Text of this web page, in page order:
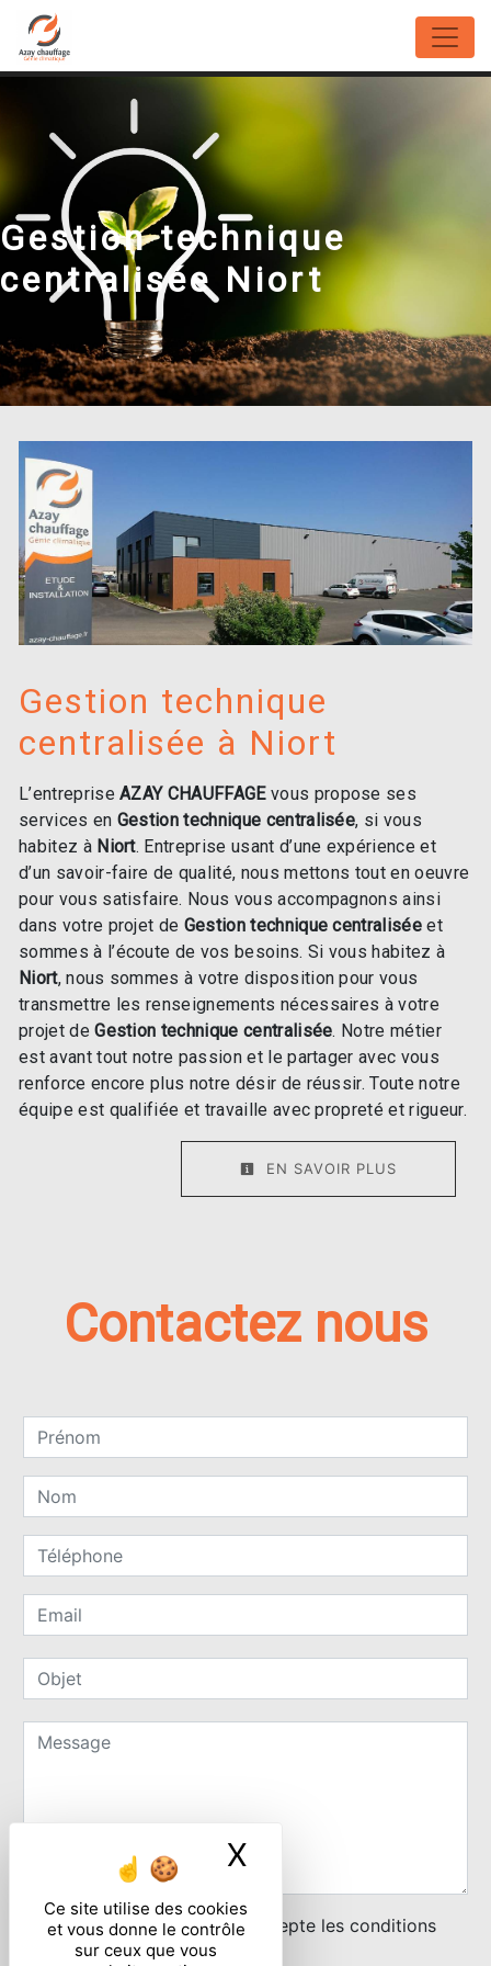
Panneau de gestion des cookies
Ce site utilise des cookies
et vous donne le contrôle
sur ceux que vous
X
Gestion technique
centralisée Niort
Gestion technique
centralisée à Niort
L’entrepriseAZAY CHAUFFAGEvous propose ses
services en Gestion technique centralisée, si vous
habitez à Niort. Entreprise usant d’une expérience et
d’un savoir-faire de qualité, nous mettons tout en oeuvre
pour vous satisfaire. Nous vous accompagnons ainsi
dans votre projet de Gestion technique centralisée et
sommes à l’écoute de vos besoins. Si vous habitez à
Niort, nous sommes à votre disposition pour vous
transmettre les renseignements nécessaires à votre
projet deGestion technique centralisée. Notre métier
est avant tout notre passion et le partager avec vous
renforce encore plus notre désir de réussir. Toute notre
équipe est qualifiée et travaille avec propreté et rigueur.
EN SAVOIR PLUS
Contactez nous
En cochant cette case, j'accepte les conditions
particulières ci-dessous **